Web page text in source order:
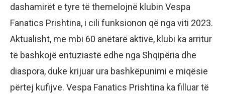
dashamirët e tyre të themelojnë klubin Vespa
Fanatics Prishtina, i cili funksionon që nga viti 2023.
Aktualisht, me mbi 60 anëtarë aktivë, klubi ka arritur
të bashkojë entuziastë edhe nga Shqipëria dhe
diaspora, duke krijuar ura bashkëpunimi e miqësie
përtej kufijve. Vespa Fanatics Prishtina ka filluar të